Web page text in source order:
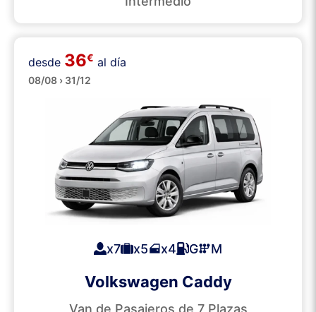
Minibuses
desde 36€ al día
08/08 › 31/12
x7 x5 x4 G M
Volkswagen Caddy
Van de Pasajeros de 7 Plazas